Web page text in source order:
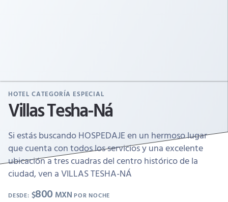
HOTEL CATEGORÍA ESPECIAL
Villas Tesha-Ná
Si estás buscando HOSPEDAJE en un hermoso lugar
que cuenta con todos los servicios y una excelente
ubicación a tres cuadras del centro histórico de la
ciudad, ven a VILLAS TESHA-NÁ
DESDE: $800 MXN POR NOCHE